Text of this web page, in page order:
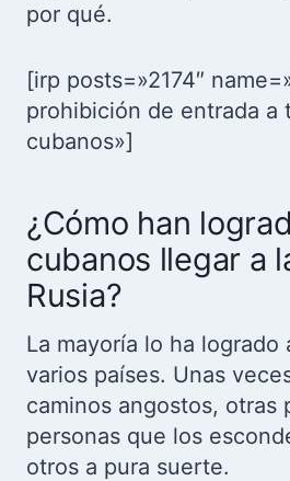
por qué.
[irp posts=»2174″
prohibición de entrada a
cubanos»]
¿Cómo han
cubanos llegar a
Rusia?
La mayoría lo ha logrado
varios países. Unas
caminos angostos, otras
personas que los
otros a pura suerte.